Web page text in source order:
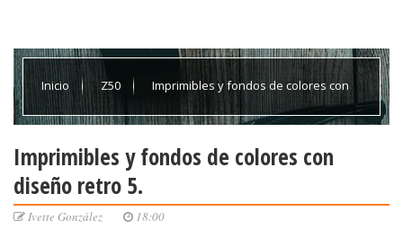
Inicio Z50 Imprimibles y fondos de colores con
Imprimibles y fondos de colores con
diseño retro 5.
Ivette González 18:00